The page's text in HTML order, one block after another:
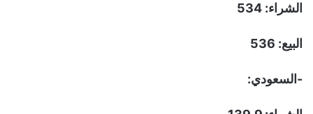
الشراء: 534
البيع: 536
-السعودي: